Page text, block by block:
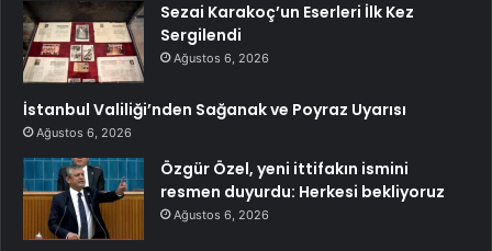
Sezai Karakoç’un Eserleri İlk Kez
Sergilendi
Ağustos 6, 2026
İstanbul Valiliği’nden Sağanak ve Poyraz Uyarısı
Ağustos 6, 2026
Özgür Özel, yeni ittifakın ismini
resmen duyurdu: Herkesi bekliyoruz
Ağustos 6, 2026